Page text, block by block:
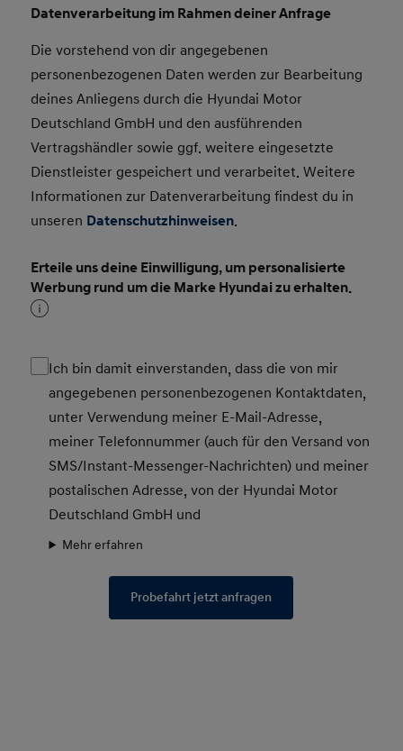
Datenverarbeitung im Rahmen deiner Anfrage
Die vorstehend von dir angegebenen
personenbezogenen Daten werden zur Bearbeitung
deines Anliegens durch die Hyundai Motor
Deutschland GmbH und den ausführenden
Vertragshändler sowie ggf. weitere eingesetzte
Dienstleister gespeichert und verarbeitet. Weitere
Informationen zur Datenverarbeitung findest du in
unseren Datenschutzhinweisen.
Erteile uns deine Einwilligung, um personalisierte
Werbung rund um die Marke Hyundai zu erhalten.
Ich bin damit einverstanden, dass die von mir
angegebenen personenbezogenen Kontaktdaten,
unter Verwendung meiner E-Mail-Adresse,
meiner Telefonnummer (auch für den Versand von
SMS/Instant-Messenger-Nachrichten) und meiner
postalischen Adresse, von der Hyundai Motor
Deutschland GmbH und
Mehr erfahren
Probefahrt jetzt anfragen